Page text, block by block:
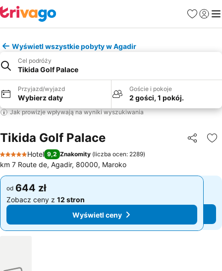
Ulubione
Wyświetl wszystkie pobyty w Agadir
Cel podróży
Tikida Golf Palace
Przyjazd/wyjazd
Wybierz daty
Goście i pokoje
2 gości, 1 pokój.
Jak prowizje wpływają na wyniki wyszukiwania
Tikida Golf Palace
5 Kategoria
Hotel 9,2 Znakomity (liczba ocen: 2289)
km 7 Route de, Agadir, 80000, Maroko
od 644 zł
Zobacz ceny z 12 stron
Wyświetl ceny
od 644 zł
Zobacz ceny z 12 stron
Wyświetl ceny